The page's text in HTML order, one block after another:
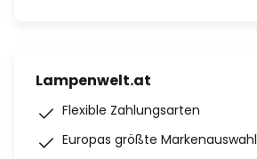
Lampenwelt.at
Flexible Zahlungsarten
Europas größte Markenauswahl